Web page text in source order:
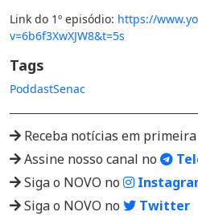
Link do 1º episódio: https://
v=6b6f3XwXJW8&t=5s
Tags
PoddastSenac
Receba notícias em
Assine nosso canal no
Siga o NOVO no
Siga o NOVO no
Twitter